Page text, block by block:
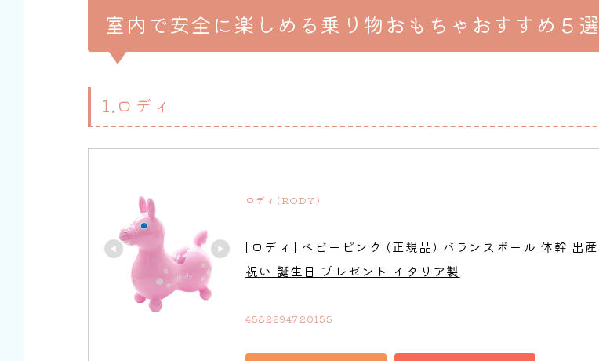
室内で安全に楽しめる乗り物おもちゃおすすめ５選
1.ロディ
ロディ(RODY)
[ロディ] ベビーピンク (正規品) バランスボール 体幹 出産
祝い 誕生日 プレゼント イタリア製
4582294720155